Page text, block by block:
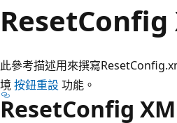
ResetConfig
此參考描述用來撰寫
境按鈕重設 功能。
ResetConfig